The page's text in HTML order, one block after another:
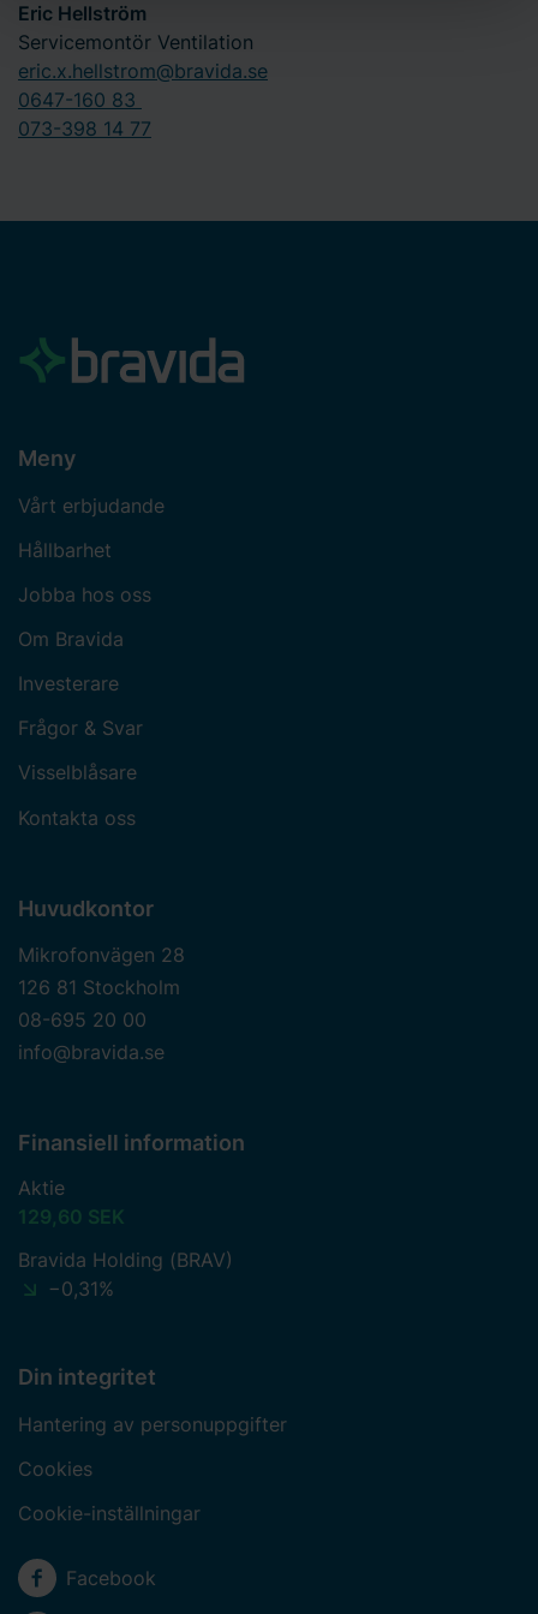
behandlar personuppgifter och hur du kan kontakta oss.
Ange ditt samtyckes-ID och datum för när du kontaktade
oss gällande ditt samtycke.
Eric Hellström
Servicemontör Ventilation
eric.x.hellstrom@bravida.se
0647-160 83
073-398 14 77
Meny
Vårt erbjudande
Hållbarhet
Jobba hos oss
Om Bravida
Investerare
Frågor & Svar
Visselblåsare
Kontakta oss
Huvudkontor
Mikrofonvägen 28
126 81 Stockholm
08-695 20 00
info@bravida.se
Finansiell information
Aktie
129,60 SEK
Bravida Holding (BRAV)
−0,31%
Din integritet
Hantering av personuppgifter
Cookies
Cookie-inställningar
Sociala medier
Facebook